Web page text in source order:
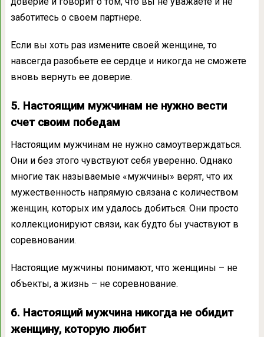
заботитесь о своем партнере.
Если вы хоть раз измените своей женщине, то
навсегда разобьете ее сердце и никогда не сможете
вновь вернуть ее доверие.
5. Настоящим мужчинам не нужно вести
счет своим победам
Настоящим мужчинам не нужно самоутверждаться.
Они и без этого чувствуют себя уверенно. Однако
многие так называемые «мужчины» верят, что их
мужественность напрямую связана с количеством
женщин, которых им удалось добиться. Они просто
коллекционируют связи, как будто бы участвуют в
соревновании.
Настоящие мужчины понимают, что женщины – не
объекты, а жизнь – не соревнование.
6. Настоящий мужчина никогда не обидит
женщину, которую любит